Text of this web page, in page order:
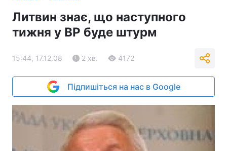
Литвин знає, що наступного
тижня у ВР буде штурм
15:44, 17.12.08 2 хв. 4172
Підпишіться на нас в Google